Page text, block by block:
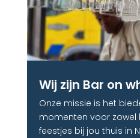
Wij zijn Bar on
Onze missie is het
momenten voor zowel
feestjes bij jou thuis in